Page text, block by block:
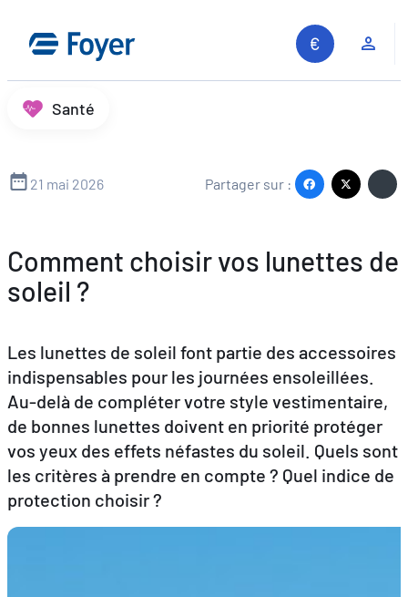
contenu
Recherche sur le site
FREN DE
Santé
21 mai 2026 Partager sur :
Comment choisir vos lunettes de
soleil ?
Les lunettes de soleil font partie des accessoires
indispensables pour les journées ensoleillées.
Au-delà de compléter votre style vestimentaire,
de bonnes lunettes doivent en priorité protéger
vos yeux des effets néfastes du soleil. Quels sont
les critères à prendre en compte ? Quel indice de
protection choisir ?